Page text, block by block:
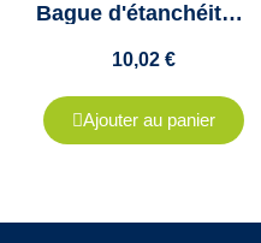
Bague d'étanchéité 105X130X12 double lèvres
10,02 €
Ajouter au panier